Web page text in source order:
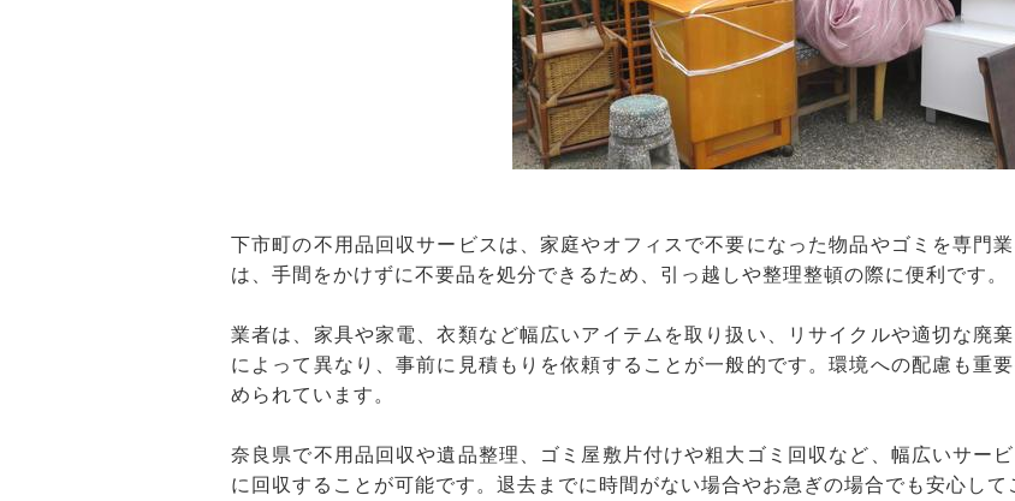
下市町の不用品回収サービスは、家庭やオフィスで不要になった物品やゴミを専門
は、手間をかけずに不要品を処分できるため、引っ越しや整理整頓の際に便利です。
業者は、家具や家電、衣類など幅広いアイテムを取り扱い、リサイクルや適切な廃
によって異なり、事前に見積もりを依頼することが一般的です。環境への配慮も重
められています。
奈良県で不用品回収や遺品整理、ゴミ屋敷片付けや粗大ゴミ回収など、幅広いサー
に回収することが可能です。退去までに時間がない場合やお急ぎの場合でも安心して